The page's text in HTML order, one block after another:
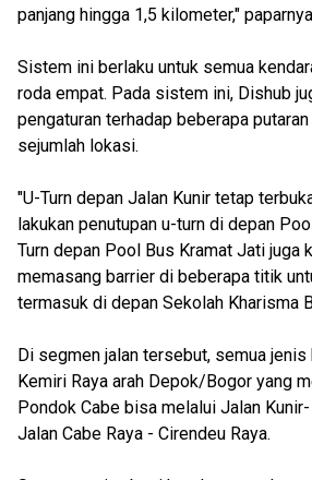
panjang hingga 1,5 kilometer,"
Sistem ini berlaku untuk semua
roda empat. Pada sistem ini, Dishub
pengaturan terhadap beberapa
sejumlah lokasi.
"U-Turn depan Jalan Kunir tetap
lakukan penutupan u-turn di depan
Turn depan Pool Bus Kramat Jati juga
memasang barrier di beberapa titik
termasuk di depan Sekolah Kharisma
Di segmen jalan tersebut, semua jenis
Kemiri Raya arah Depok/Bogor yang
Pondok Cabe bisa melalui Jalan
Jalan Cabe Raya - Cirendeu Raya.